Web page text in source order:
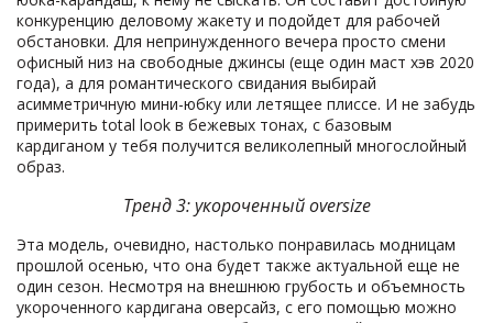
конкуренцию деловому жакету и подойдет для рабочей
обстановки. Для непринужденного вечера просто смени
офисный низ на свободные джинсы (еще один маст хэв 2020
года), а для романтического свидания выбирай
асимметричную мини-юбку или летящее плиссе. И не забудь
примерить total look в бежевых тонах, с базовым
кардиганом у тебя получится великолепный многослойный
образ.
Тренд 3: укороченный oversize
Эта модель, очевидно, настолько понравилась модницам
прошлой осенью, что она будет также актуальной еще не
один сезон. Несмотря на внешнюю грубость и объемность
укороченного кардигана оверсайз, с его помощью можно